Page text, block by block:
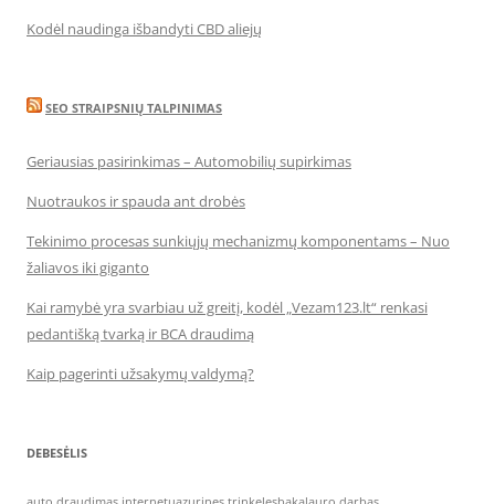
Kodėl naudinga išbandyti CBD aliejų
SEO STRAIPSNIŲ TALPINIMAS
Geriausias pasirinkimas – Automobilių supirkimas
Nuotraukos ir spauda ant drobės
Tekinimo procesas sunkiųjų mechanizmų komponentams – Nuo
žaliavos iki giganto
Kai ramybė yra svarbiau už greitį, kodėl „Vezam123.lt“ renkasi
pedantišką tvarką ir BCA draudimą
Kaip pagerinti užsakymų valdymą?
DEBESĖLIS